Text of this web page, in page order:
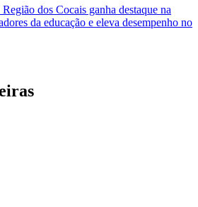
dos Cocais ganha destaque na
da educação e eleva desempenho no